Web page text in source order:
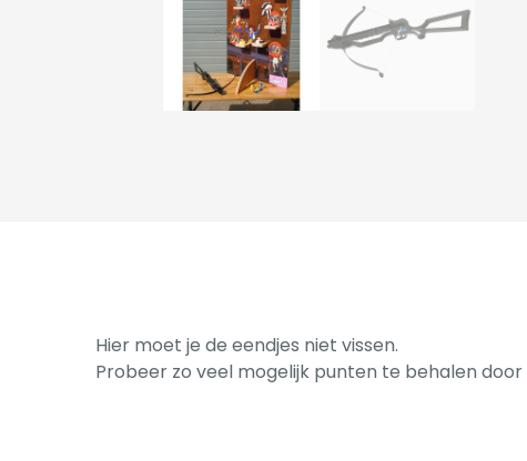
Hier moet je de eendjes niet vissen.
Probeer zo veel mogelijk punten te behalen